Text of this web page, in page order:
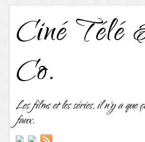
Ciné Télé
Co.
Les films et les séries, il n'y a que
faux.